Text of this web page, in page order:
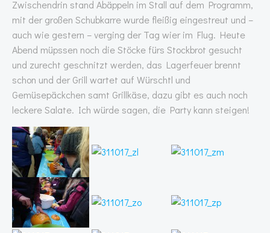
Zwischendrin stand Abäppeln im Stall auf dem Programm,
mit der großen Schubkarre wurde fleißig eingestreut und –
auch wie gestern – verging der Tag wier im Flug. Heute
Abend müpssen noch die Stöcke fürs Stockbrot gesucht
und zurecht geschnitzt werden, das Lagerfeuer brennt
schon und der Grill wartet auf Würschtl und
Gemüsepäckchen samt Grillkäse, dazu gibt es auch noch
leckere Salate. Ich würde sagen, die Party kann steigen!